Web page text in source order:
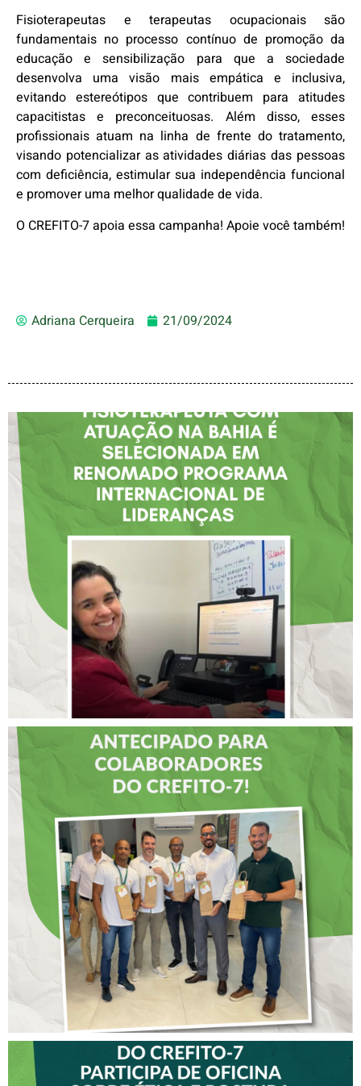
Fisioterapeutas e terapeutas ocupacionais são
fundamentais no processo contínuo de promoção da
educação e sensibilização para que a sociedade
desenvolva uma visão mais empática e inclusiva,
evitando estereótipos que contribuem para atitudes
capacitistas e preconceituosas. Além disso, esses
profissionais atuam na linha de frente do tratamento,
visando potencializar as atividades diárias das pessoas
com deficiência, estimular sua independência funcional
e promover uma melhor qualidade de vida.
O CREFITO-7 apoia essa campanha! Apoie você também!
Adriana Cerqueira 21/09/2024
FISIOTERAPEUTA COM
ATUAÇÃO NA BAHIA É
SELECIONADA EM
RENOMADO PROGRAMA
INTERNACIONAL DE
LIDERANÇAS
DIA DOS PAIS É
ANTECIPADO PARA
COLABORADORES DO
CREFITO-7